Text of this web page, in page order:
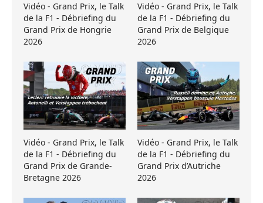
Vidéo - Grand Prix, le Talk
de la F1 - Débriefing du
Grand Prix de Hongrie
2026
Vidéo - Grand Prix, le Talk
de la F1 - Débriefing du
Grand Prix de Belgique
2026
Vidéo - Grand Prix, le Talk
de la F1 - Débriefing du
Grand Prix de Grande-
Bretagne 2026
Vidéo - Grand Prix, le Talk
de la F1 - Débriefing du
Grand Prix d’Autriche
2026